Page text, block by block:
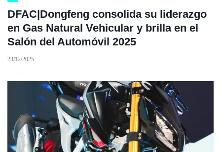
DFAC|Dongfeng consolida su liderazgo
en Gas Natural Vehicular y brilla en el
Salón del Automóvil 2025
23/12/2025